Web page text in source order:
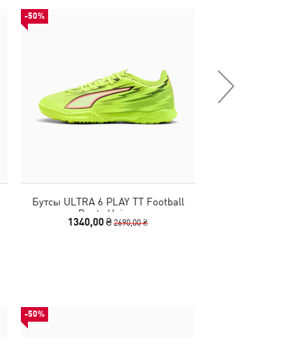
-50%
Бутсы ULTRA 6 PLAY TT Football
Boots Unisex
1340,00 ₴2690,00 ₴
-50%